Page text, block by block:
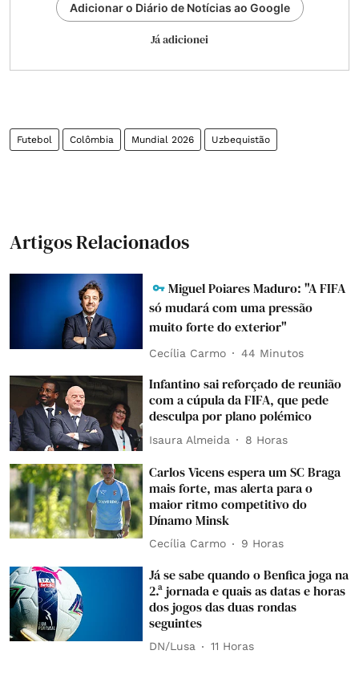
Adicionar o Diário de Notícias ao Google
Já adicionei
Futebol Colômbia Mundial 2026 Uzbequistão
Artigos Relacionados
Miguel Poiares Maduro: "A FIFA
só mudará com uma pressão
muito forte do exterior"
Cecília Carmo 44 Minutos
Infantino sai reforçado de reunião
com a cúpula da FIFA, que pede
desculpa por plano polémico
Isaura Almeida 8 Horas
Carlos Vicens espera um SC Braga
mais forte, mas alerta para o
maior ritmo competitivo do
Dínamo Minsk
Cecília Carmo 9 Horas
Já se sabe quando o Benfica joga na
2.ª jornada e quais as datas e horas
dos jogos das duas rondas
seguintes
DN/Lusa 11 Horas